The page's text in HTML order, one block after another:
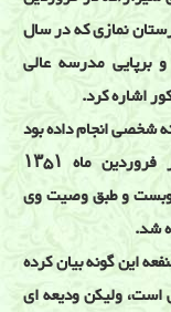
نمازی که در سال
شد و برپایی مدرسه عالی
اشاره کرد.
شخصی انجام داده بود
وقف بیمارستان نمازی کرد. سرانجام وی در فروردین ماه ۱۳۵۱
و طبق وصیت وی
شد.
این گونه بیان کرده
است، ولیکن ودیعه ای